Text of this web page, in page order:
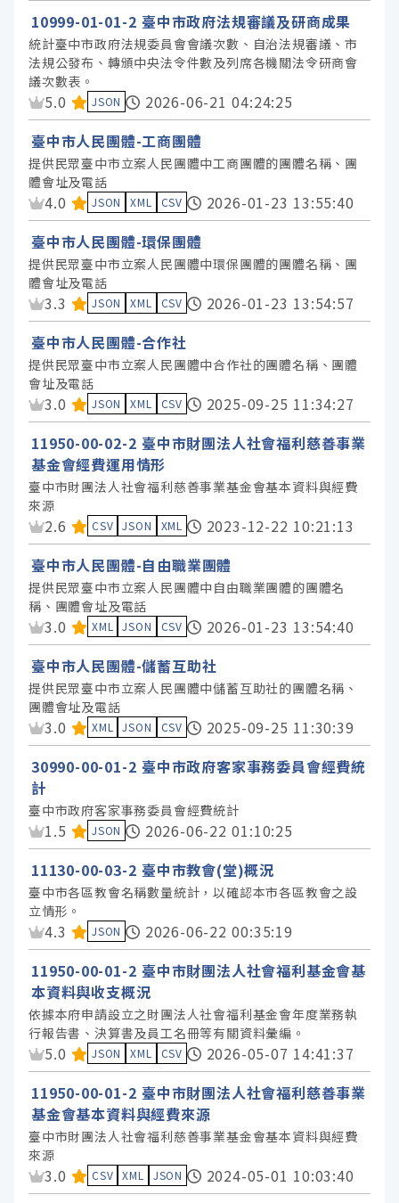
10999-01-01-2 臺中市政府法規審議及研商成果
統計臺中市政府法規委員會會議次數、自治法規審議、市
法規公發布、轉頒中央法令件數及列席各機關法令研商會
議次數表。
資料集評分：
5.0 JSON
2026-06-21 04:24:25
臺中市人民團體-工商團體
提供民眾臺中市立案人民團體中工商團體的團體名稱、團
體會址及電話
資料集評分：
4.0 JSON XML CSV
2026-01-23 13:55:40
臺中市人民團體-環保團體
提供民眾臺中市立案人民團體中環保團體的團體名稱、團
體會址及電話
資料集評分：
3.3 JSON XML CSV
2026-01-23 13:54:57
臺中市人民團體-合作社
提供民眾臺中市立案人民團體中合作社的團體名稱、團體
會址及電話
資料集評分：
3.0 JSON XML CSV
2025-09-25 11:34:27
11950-00-02-2 臺中市財團法人社會福利慈善事業
基金會經費運用情形
臺中市財團法人社會福利慈善事業基金會基本資料與經費
來源
資料集評分：
2.6 CSV JSON XML
2023-12-22 10:21:13
臺中市人民團體-自由職業團體
提供民眾臺中市立案人民團體中自由職業團體的團體名
稱、團體會址及電話
資料集評分：
3.0 XML JSON CSV
2026-01-23 13:54:40
臺中市人民團體-儲蓄互助社
提供民眾臺中市立案人民團體中儲蓄互助社的團體名稱、
團體會址及電話
資料集評分：
3.0 XML JSON CSV
2025-09-25 11:30:39
30990-00-01-2 臺中市政府客家事務委員會經費統
計
臺中市政府客家事務委員會經費統計
資料集評分：
1.5 JSON
2026-06-22 01:10:25
11130-00-03-2 臺中市教會(堂)概況
臺中市各區教會名稱數量統計，以確認本市各區教會之設
立情形。
資料集評分：
4.3 JSON
2026-06-22 00:35:19
11950-00-01-2 臺中市財團法人社會福利基金會基
本資料與收支概況
依據本府申請設立之財團法人社會福利基金會年度業務執
行報告書、決算書及員工名冊等有關資料彙編。
資料集評分：
5.0 JSON XML CSV
2026-05-07 14:41:37
11950-00-01-2 臺中市財團法人社會福利慈善事業
基金會基本資料與經費來源
臺中市財團法人社會福利慈善事業基金會基本資料與經費
來源
資料集評分：
3.0 CSV XML JSON
2024-05-01 10:03:40